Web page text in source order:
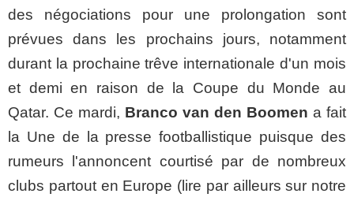
des négociations pour une prolongation sont
prévues dans les prochains jours, notamment
durant la prochaine trêve internationale d'un mois
et demi en raison de la Coupe du Monde au
Qatar. Ce mardi, Branco van den Boomen a fait
la Une de la presse footballistique puisque des
rumeurs l'annoncent courtisé par de nombreux
clubs partout en Europe (lire par ailleurs sur notre